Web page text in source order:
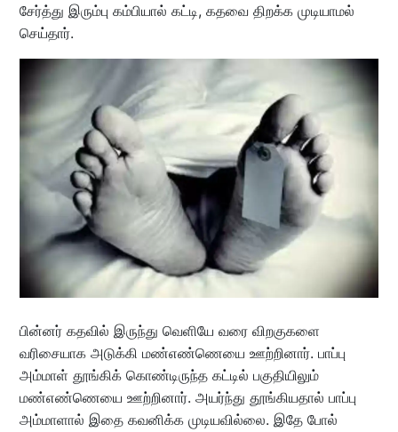
சேர்த்து இரும்பு கம்பியால் கட்டி, கதவை திறக்க முடியாமல்
செய்தார்.
பின்னர் கதவில் இருந்து வெளியே வரை விறகுகளை
வரிசையாக அடுக்கி மண்எண்ணெயை ஊற்றினார். பாப்பு
அம்மாள் தூங்கிக் கொண்டிருந்த கட்டில் பகுதியிலும்
மண்எண்ணெயை ஊற்றினார். அயர்ந்து தூங்கியதால் பாப்பு
அம்மாளால் இதை கவனிக்க முடியவில்லை. இதே போல்